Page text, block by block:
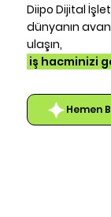
Diipo Dijital
dünyanın
ulaşın,
iş hacminizi
Hemen